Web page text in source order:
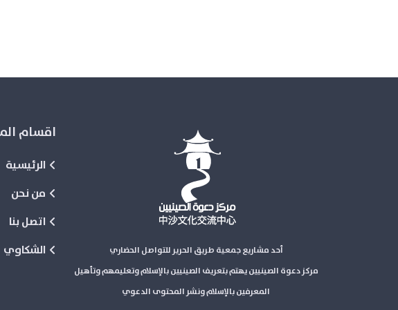
أحد مشاريع جمعية طريق الحرير للتواصل الحضاري
مركز دعوة الصينيين يهتم بتعريف الصينيين بالإسلام وتعليمهم وتأهيل
المعرفين بالإسلام ونشر المحتوى الدعوي
اقسام
الرئيسية
من نحن
اتصل بنا
الشكاوي